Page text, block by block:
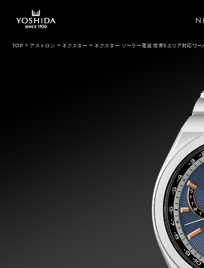
TOP アストロン ネクスター ネクスター ソーラー電波 世界5エリア対応ワー